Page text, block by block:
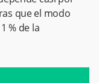
que el modo
% de la